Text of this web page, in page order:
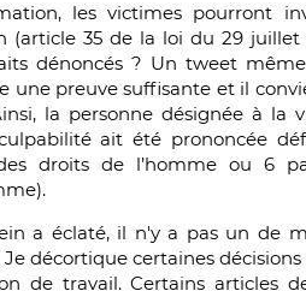
les victimes pourront
(article 35 de la loi du 29 juillet
dénoncés ? Un tweet
une preuve suffisante et il
la personne désignée à la
ait été prononcée
droits de l’homme ou 6
a éclaté, il n'y a pas un de
décortique certaines
de travail. Certains articles